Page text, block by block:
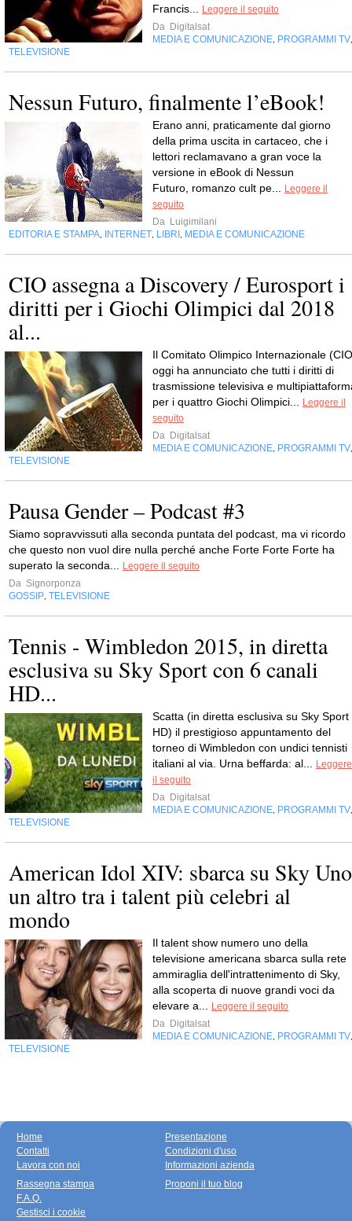
Francis...
Leggere il seguito
Da Digitalsat
MEDIA E COMUNICAZIONE PROGRAMMI TV
TELEVISIONE
Nessun Futuro, finalmente l’eBook!
Erano anni, praticamente dal giorno
della prima uscita in cartaceo, che i
lettori reclamavano a gran voce la
versione in eBook di Nessun
Futuro, romanzo cult pe...
Leggere il
seguito
Da Luigimilani
EDITORIA E STAMPA INTERNET LIBRI MEDIA E COMUNICAZIONE
CIO assegna a Discovery / Eurosport i
diritti per i Giochi Olimpici dal 2018
al...
Il Comitato Olimpico Internazionale
oggi ha annunciato che tutti i diritti di
trasmissione televisiva e
per i quattro Giochi Olimpici...
Leggere il
seguito
Da Digitalsat
MEDIA E COMUNICAZIONE PROGRAMMI TV
TELEVISIONE
Pausa Gender – Podcast #3
Siamo sopravvissuti alla seconda puntata del podcast, ma vi ricordo
che questo non vuol dire nulla perché anche Forte Forte Forte ha
superato la seconda...
Leggere il seguito
Da Signorponza
GOSSIP TELEVISIONE
Tennis - Wimbledon 2015, in diretta
esclusiva su Sky Sport con 6 canali
HD...
Scatta (in diretta esclusiva su Sky Sport
HD) il prestigioso appuntamento del
torneo di Wimbledon con undici tennisti
italiani al via. Urna beffarda: al...
Leggere
il seguito
Da Digitalsat
MEDIA E COMUNICAZIONE PROGRAMMI TV
TELEVISIONE
American Idol XIV: sbarca su Sky Uno
un altro tra i talent più celebri al
mondo
Il talent show numero uno della
televisione americana sbarca sulla rete
ammiraglia dell'intrattenimento di Sky,
alla scoperta di nuove grandi voci da
elevare a...
Leggere il seguito
Da Digitalsat
MEDIA E COMUNICAZIONE PROGRAMMI TV
TELEVISIONE
Home
Contatti
Lavora con noi
Presentazione
Condizioni d'uso
Informazioni azienda
Rassegna stampa
F.A.Q.
Gestisci i cookie
Proponi il tuo blog